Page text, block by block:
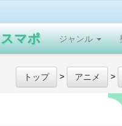
スマポ ジャンル
トップ > アニメ >